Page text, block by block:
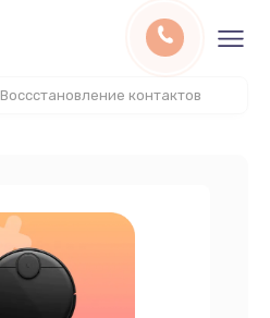
Воссстановление контактов